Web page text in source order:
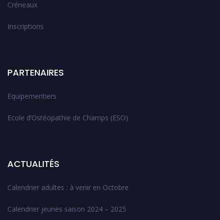
Créneaux
Inscriptions
PARTENAIRES
Equipementiers
Ecole d’Ostéopathie de Champs (ESO)
ACTUALITÉS
Calendrier adultes : à venir en Octobre
Calendrier jeunes saison 2024 – 2025